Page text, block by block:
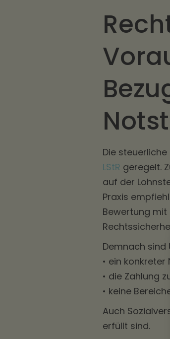
Die
LStR geregelt.
auf der
Praxis
Bewertung
Demnach sind
• ein
• die Zahlung
• keine
Auch
erfüllt sind.